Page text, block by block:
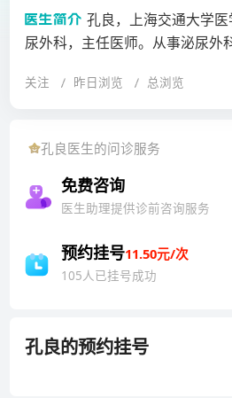
腺炎、男性不育等疾病具有深入
孔良，上海交通大学
尿外科，主任医师。从事泌尿外
欲减退、不育症、性传播疾病及
男性不育等疾病具有深入的研究
医大学临床医疗系，1985年8月
放军八五医院，1988年9月～至
障碍领域的权威专家。长期致力
家级杂志发表《经尿道电汽化术
仅能够进行精准的疾病诊断，对
关注 昨日浏览 总浏览
孔良医生的问诊服务
免费咨询
医生助理提供诊前咨询服务
预约挂号11.50元/次
105人已挂号成功
孔良的预约挂号